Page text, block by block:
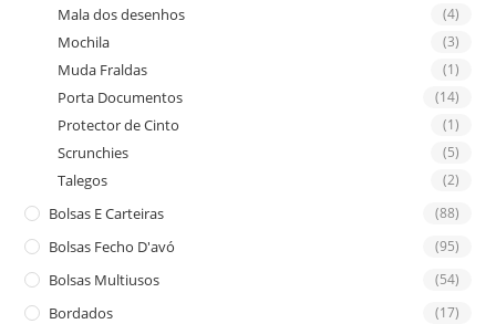
Mala dos desenhos (4)
Mochila (3)
Muda Fraldas (1)
Porta Documentos (14)
Protector de Cinto (1)
Scrunchies (5)
Talegos (2)
Bolsas E Carteiras (88)
Bolsas Fecho D'avó (95)
Bolsas Multiusos (54)
Bordados (17)